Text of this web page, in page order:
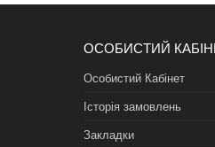
ОСОБИСТИЙ
Особистий Кабінет
Історія замовлень
Закладки